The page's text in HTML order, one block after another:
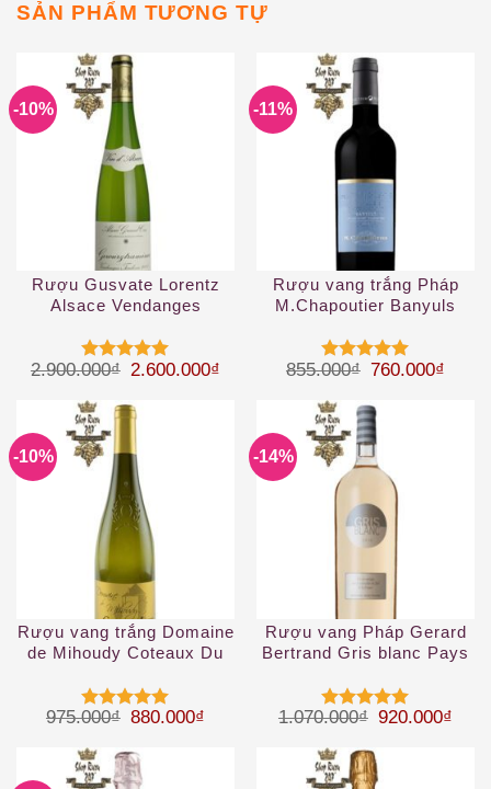
SẢN PHẨM TƯƠNG TỰ
-10%
Rượu Gusvate Lorentz
Alsace Vendanges
Được xếp
sao
2.900.000₫ Giá gốc là: 2.900.000₫.
2.600.000₫ Giá hiện tại là: 2.600.000₫.
-11%
Rượu vang trắng Pháp
M.Chapoutier Banyuls
Được xếp
sao
855.000₫ Giá gốc là:
760.000₫
-10%
Rượu vang trắng Domaine
de Mihoudy Coteaux Du
Được xếp
sao
975.000₫ Giá gốc là: 975.000₫.
880.000₫ Giá hiện tại là: 880.000₫.
-14%
Rượu vang Pháp Gerard
Bertrand Gris blanc Pays
Được xếp
sao
1.070.000₫ Giá gốc là:
920.000₫